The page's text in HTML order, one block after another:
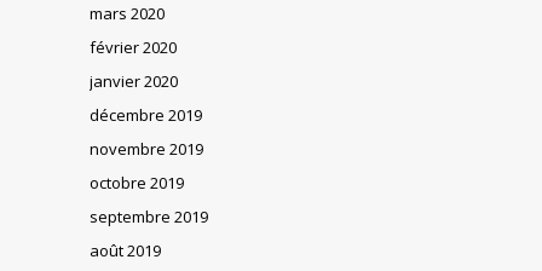
mars 2020
février 2020
janvier 2020
décembre 2019
novembre 2019
octobre 2019
septembre 2019
août 2019